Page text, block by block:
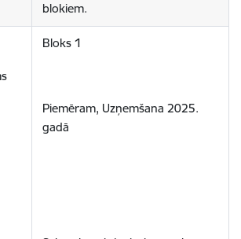
blokiem.
Bloks 1
Piemēram, Uzņemšana 2025.
gadā